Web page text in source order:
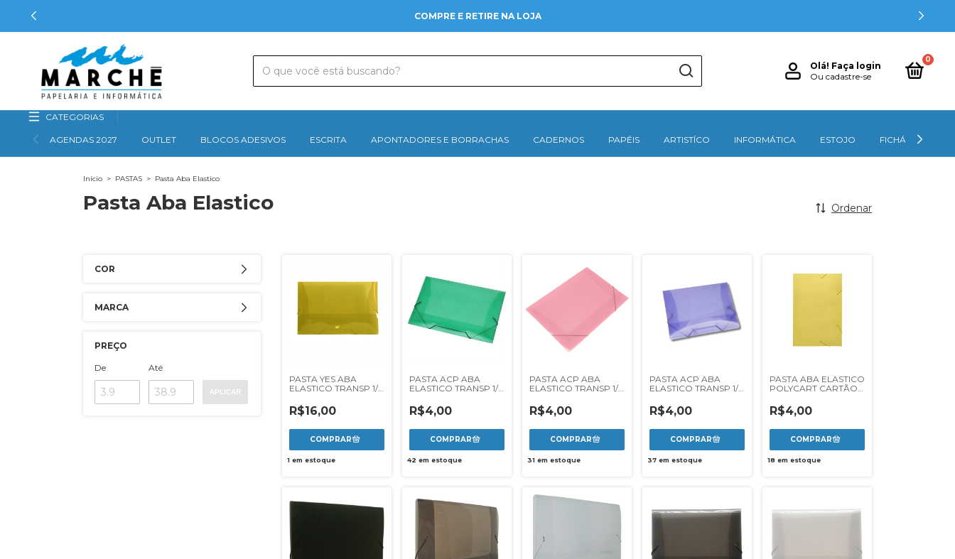
CUPOM DE 10% - BEMVINDO-10
Olá! Faça login
Ou cadastre-se
0
CATEGORIAS
AGENDAS 2027 OUTLET BLOCOS ADESIVOS ESCRITA APONTADORES E BORRACHAS CADERNOS PAPÉIS ARTISTÍCO INFORMÁTICA ESTOJO FICHÁRIOS
Início > PASTAS > Pasta Aba Elastico
Pasta Aba Elastico Ordenar
COR
MARCA
PREÇO
De Até
APLICAR
PASTA YES ABA
ELASTICO TRANSP 1/2
R$16,00
1em estoque
PASTA ACP ABA
ELASTICO TRANSP 1/2
R$4,00
42 em estoque
PASTA ACP ABA
ELASTICO TRANSP 1/2
R$4,00
31em estoque
PASTA ACP ABA
ELASTICO TRANSP 1/2
R$4,00
37em estoque
PASTA ABA ELASTICO
POLYCART CARTÃO
R$4,00
18 em estoque